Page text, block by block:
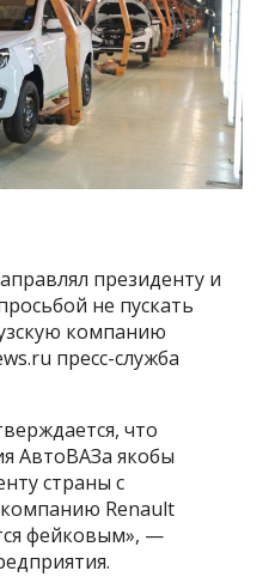
президенту и
не пускать
компанию
пресс-служба
что
АвтоВАЗа якобы
страны с
Renault
фейковым», —